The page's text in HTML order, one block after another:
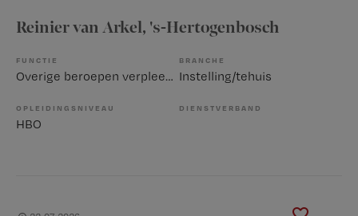
Reinier van Arkel, 's-Hertogenbosch
FUNCTIE
Overige beroepen verpleegkunde
BRANCHE
Instelling/tehuis
OPLEIDINGSNIVEAU
HBO
DIENSTVERBAND